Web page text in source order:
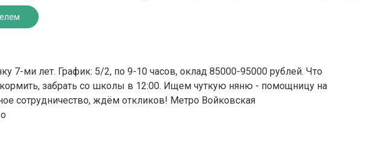
7-ми лет. График: 5/2, по 9-10 часов, оклад 85000-95000 рублей. Что
кормить, забрать со школы в 12:00. Ищем чуткую няню - помощницу на
сотрудничество, ждём откликов! Метро Войковская